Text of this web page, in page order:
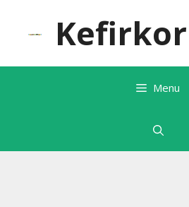
inhoud
Menu